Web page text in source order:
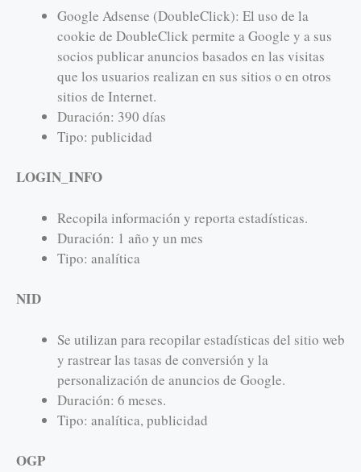
Google Adsense (DoubleClick): El uso de la
cookie de DoubleClick permite a Google y a sus
socios publicar anuncios basados en las visitas
que los usuarios realizan en sus sitios o en otros
sitios de Internet.
Duración: 390 días
Tipo: publicidad
LOGIN_INFO
Recopila información y reporta estadísticas.
Duración: 1 año y un mes
Tipo: analítica
NID
Se utilizan para recopilar estadísticas del sitio web
y rastrear las tasas de conversión y la
personalización de anuncios de Google.
Duración: 6 meses.
Tipo: analítica, publicidad
OGP